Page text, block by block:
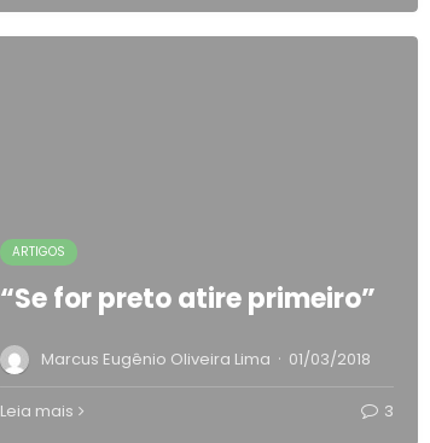
ARTIGOS
“Se for preto atire primeiro”
Marcus Eugênio Oliveira Lima · 01/03/2018
Leia mais 3